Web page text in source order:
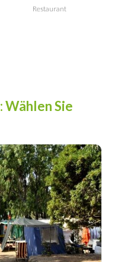
Restaurant
: Wählen Sie